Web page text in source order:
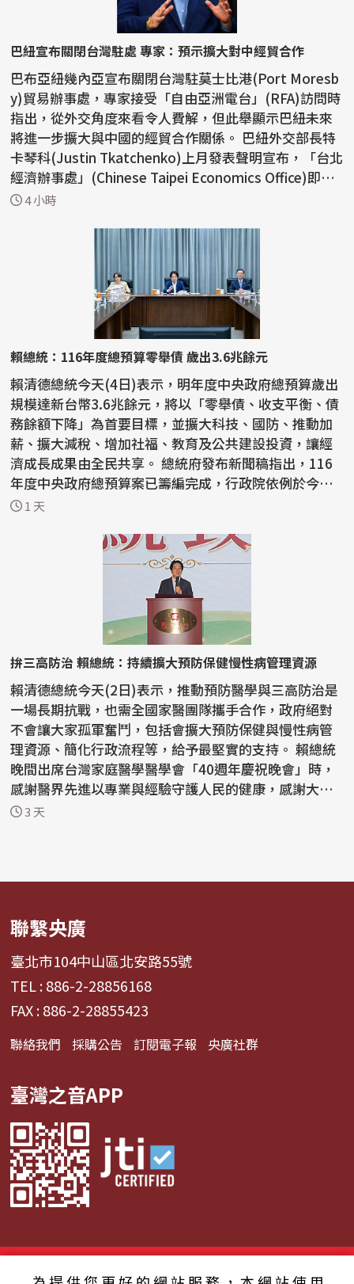
巴紐宣布關閉台灣駐處 專家：預示擴大對中經貿合作
巴布亞紐幾內亞宣布關閉台灣駐莫士比港(Port Moresb
y)貿易辦事處，專家接受「自由亞洲電台」(RFA)訪問時
指出，從外交角度來看令人費解，但此舉顯示巴紐未來
將進一步擴大與中國的經貿合作關係。 巴紐外交部長特
卡琴科(Justin Tkatchenko)上月發表聲明宣布，「台北
經濟辦事處」(Chinese Taipei Economics Office)即
日...4 小時
賴總統：116年度總預算零舉債 歲出3.6兆餘元
賴清德總統今天(4日)表示，明年度中央政府總預算歲出
規模達新台幣3.6兆餘元，將以「零舉債、收支平衡、債
務餘額下降」為首要目標，並擴大科技、國防、推動加
薪、擴大減稅、增加社福、教育及公共建設投資，讓經
濟成長成果由全民共享。 總統府發布新聞稿指出，116
年度中央政府總預算案已籌編完成，行政院依例於今天
下午...
1 天
拚三高防治 賴總統：持續擴大預防保健慢性病管理資源
賴清德總統今天(2日)表示，推動預防醫學與三高防治是
一場長期抗戰，也需全國家醫團隊攜手合作，政府絕對
不會讓大家孤軍奮鬥，包括會擴大預防保健與慢性病管
理資源、簡化行政流程等，給予最堅實的支持。 賴總統
晚間出席台灣家庭醫學醫學會「40週年慶祝晚會」時，
感謝醫界先進以專業與經驗守護人民的健康，感謝大家
的努...
3 天
聯繫央廣
臺北市104中山區北安路55號
TEL : 886-2-28856168
FAX : 886-2-28855423
聯絡我們 採購公告 訂閱電子報 央廣社群
臺灣之音APP
© 2024財團法人中央廣播電臺 版權所有